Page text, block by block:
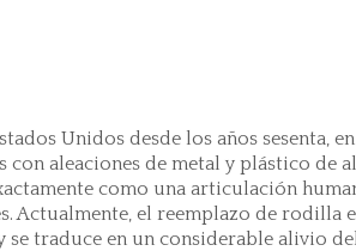
Unidos desde los años sesenta,
aleaciones de metal y plástico de
como una articulación
Actualmente, el reemplazo de rodilla
se traduce en un considerable alivio